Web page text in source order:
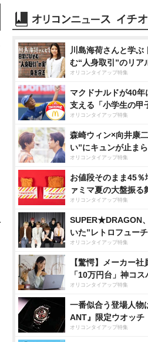
川島海荷さんと学ぶ
む“人身取引”のリア
オリコンタイアップ特集
マクドナルドが40年
支える「小学生の甲
オリコンタイアップ特集
森崎ウィン×向井康
い”にキュンが止まら
オリコンタイアップ特集
お値段そのまま45％
ァミマ夏の大盤振る
オリコンタイアップ特集
SUPER★DRAGON
いた”レトロフュー
オリコンタイアップ特集
【驚愕】メーカー社
「10万円台」神コス
オリコンタイアップ特集
一番似合う登場人
ANT』限定ウオッチ
オリコンタイアップ特集